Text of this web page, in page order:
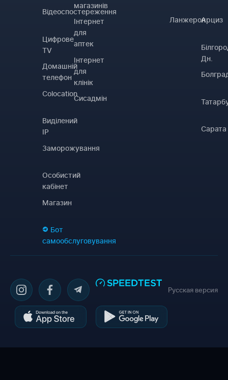
Відеоспостереження
Цифрове
TV
Домашній
телефон
Colocation
Виділений
IP
Заморожування
Особистий
кабінет
Магазин
Бот
самообслуговування
магазинів
Інтернет
для
аптек
Інтернет
для
клінік
Сисадмін
ЛанжеронАрциз
Дн.
Сарата
Русская версия